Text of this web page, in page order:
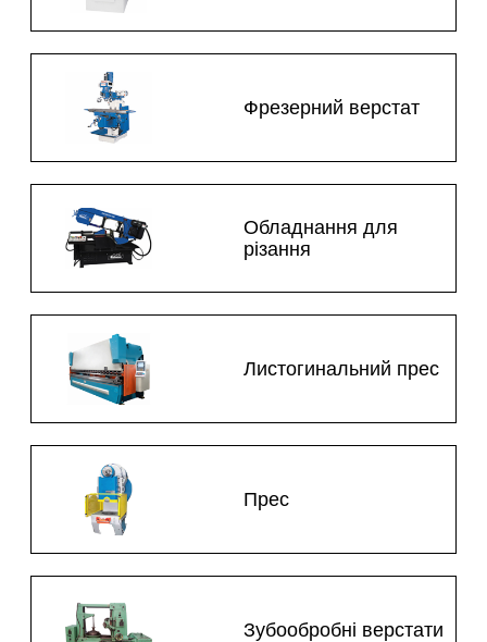
Фрезерний верстат
Обладнання для
різання
Листогинальний прес
Прес
Зубообробні верстати